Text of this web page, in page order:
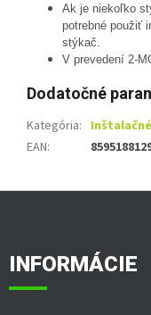
Ak je niekoľko
potrebné použiť
stýkač.
V prevedení 2-
Dodatočné
Kategória:
EAN:
INFORMÁCIE